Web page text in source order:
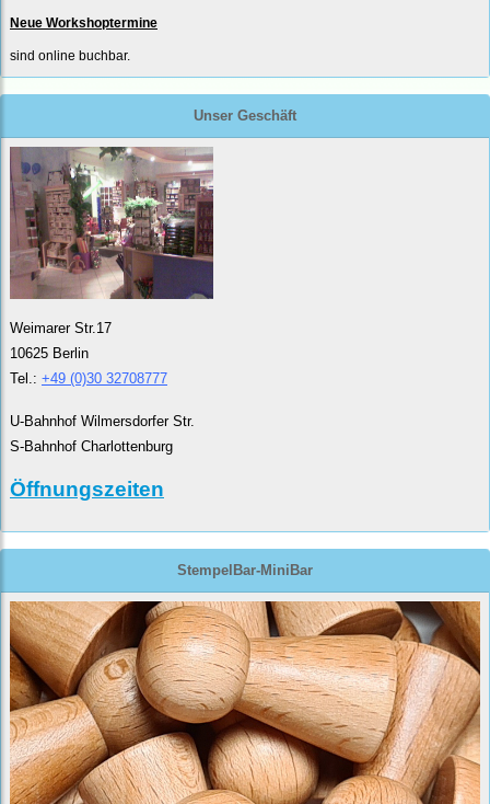
Neue Workshoptermine
sind online buchbar.
Unser Geschäft
Weimarer Str.17
10625 Berlin
Tel.: +49 (0)30 32708777
U-Bahnhof Wilmersdorfer Str.
S-Bahnhof Charlottenburg
Öffnungszeiten
StempelBar-MiniBar